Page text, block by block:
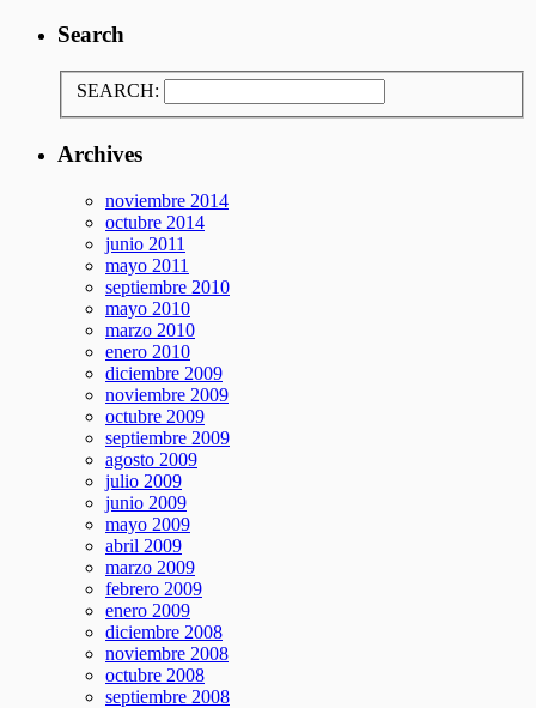
Search
SEARCH:
Archives
noviembre 2014
octubre 2014
junio 2011
mayo 2011
septiembre 2010
mayo 2010
marzo 2010
enero 2010
diciembre 2009
noviembre 2009
octubre 2009
septiembre 2009
agosto 2009
julio 2009
junio 2009
mayo 2009
abril 2009
marzo 2009
febrero 2009
enero 2009
diciembre 2008
noviembre 2008
octubre 2008
septiembre 2008